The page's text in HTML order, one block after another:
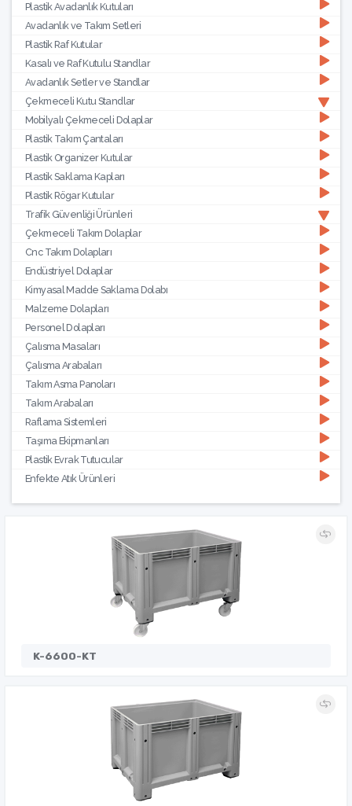
Plastik Avadanlık Kutuları
Avadanlık ve Takım Setleri
Plastik Raf Kutular
Kasalı ve Raf Kutulu Standlar
Avadanlık Setler ve Standlar
Çekmeceli Kutu Standlar
Mobilyalı Çekmeceli Dolaplar
Plastik Takım Çantaları
Plastik Organizer Kutular
Plastik Saklama Kapları
Plastik Rögar Kutular
Trafik Güvenliği Ürünleri
Çekmeceli Takım Dolaplar
Cnc Takım Dolapları
Endüstriyel Dolaplar
Kimyasal Madde Saklama Dolabı
Malzeme Dolapları
Personel Dolapları
Çalısma Masaları
Çalısma Arabaları
Takım Asma Panoları
Takım Arabaları
Raflama Sistemleri
Taşıma Ekipmanları
Plastik Evrak Tutucular
Enfekte Atık Ürünleri
K-6600-KT